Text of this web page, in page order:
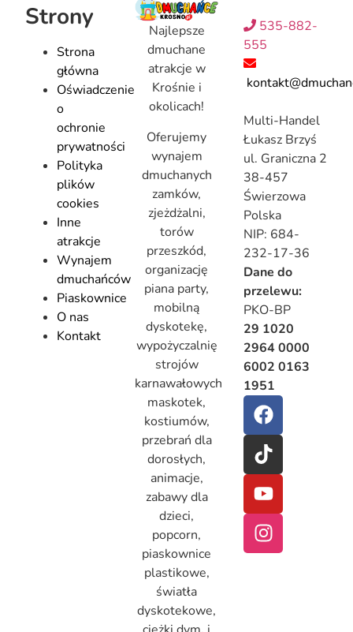
Strony
Strona
główna
Oświadczenie
o
ochronie
prywatności
Polityka
plików
cookies
Inne
atrakcje
Wynajem
dmuchańców
Piaskownice
O nas
Kontakt
Najlepsze
dmuchane
atrakcje w
Krośnie i
okolicach!
Oferujemy
wynajem
dmuchanych
zamków,
zjeżdżalni,
torów
przeszkód,
organizację
piana party,
mobilną
dyskotekę,
wypożyczalnię
strojów
karnawałowych
maskotek,
kostiumów,
przebrań dla
dorosłych,
animacje,
zabawy dla
dzieci,
popcorn,
piaskownice
plastikowe,
światła
dyskotekowe,
535-882-
555
Multi-Handel
Łukasz Brzyś
ul. Graniczna 2
38-457
Świerzowa
Polska
NIP: 684-
232-17-36
Dane do
przelewu:
PKO-BP
29 1020
2964 0000
6002 0163
1951